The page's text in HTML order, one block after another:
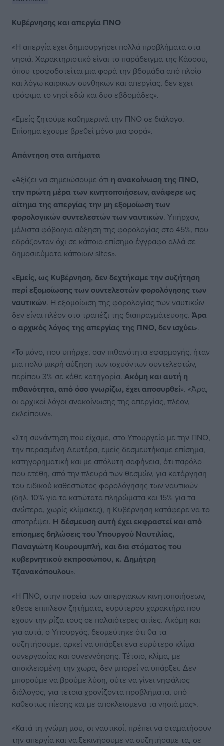
Κυβέρνησης και απεργία ΠΝΟ
«Η απεργία έχει δημιουργήσει πολλά προβλήματα στα
νησιά. Χαρακτηριστικό είναι το παράδειγμα της Κάσσου,
όπου τροφοδοτείται μια φορά την βδομάδα από πλοίο
και λόγω καιρικών συνθηκών και απεργίας, δεν έχει
τρόφιμα το νησί εδώ και δυο εβδομάδες».
«Εμείς ζητούμε καθημερινά την ΠΝΟ σε διάλογο.
Επίσημα έχουμε βρεθεί μόνο μια φορά».
Απάντηση στα αιτήματα
«Αξίζει να σημειώσουμε ότι η ανακοίνωση της ΠΝΟ,
την πρώτη μέρα των κινητοποιήσεων, ανάφερε ως
αίτημα της απεργίας την μη εξομοίωση των
φορολογικών συντελεστών των ναυτικών. Υπήρχαν,
μάλιστα φόβοιγια αύξηση της φορολογίας στο 45%, που
εδράζονταν όχι σε κάποιο επίσημο έγγραφο αλλά σε
δημοσιεύματα κάποιων sites».
«Εμείς, ως Κυβέρνηση, δεν δεχτήκαμε την συζήτηση
περί εξομοίωσης των συντελεστών φορολόγησης των
ναυτικών. Η εξομοίωση της φορολογίας των ναυτικών
δεν είναι πλέον στο τραπέζι της διαπραγμάτευσης. Άρα
ο αρχικός λόγος της απεργίας της ΠΝΟ, δεν ισχύει».
«Το μόνο, που υπήρχε, σαν πιθανότητα εφαρμογής, ήταν
μια πολύ μικρή αύξηση των ισχυόντων συντελεστών,
περίπου 3% σε κάθε κατηγορία. Ακόμη και αυτή η
πιθανότητα, από όσο γνωρίζω, έχει αποσυρθεί». «Άρα,
οι αρχικοί λόγοι ανακοίνωσης της απεργίας, πλέον,
εκλείπουν».
«Στη συνάντηση που είχαμε, στο Υπουργείο με την ΠΝΟ,
την περασμένη Δευτέρα, εμείς δεσμευτήκαμε επίσημα,
κατηγορηματική και με απόλυτη σαφήνεια, ότι παρόλο
που ετέθη, από την πλευρά των θεσμών, για κατάργηση
του ειδικού καθεστώτος φορολόγησης των ναυτικών
(δηλ. 10% για τα κατώτατα πληρώματα και 15% για τα
ανώτερα, χωρίς κλίμακες), η Κυβέρνηση κατάφερε να το
αποτρέψει. Η δέσμευση αυτή έχει εκφραστεί και από
επίσημες δηλώσεις του Υπουργού Ναυτιλίας,
Παναγιώτη Κουρουμπλή, και δια στόματος του
κυβερνητικού εκπροσώπου, κ. Δημήτρη
Τζανακόπουλου».
«Η ΠΝΟ, στην πορεία των απεργιακών κινητοποιήσεων,
έθεσε επιπλέον ζητήματα, ευρύτερου χαρακτήρα που
έχουν την ρίζα τους σε παλαιότερες αιτίες. Ακόμη και
για αυτά, ο Υπουργός, δεσμεύτηκε ότι θα τα
συζητήσουμε, αρκεί να υπάρξει ένα ευρύτερο κλίμα
συνεργασίας και συνεννόησης. Τέτοιο, κλίμα, με
αποκλεισμένη την χώρα, δεν μπορεί να υπάρξει. Δεν
μπορούμε να βρούμε λύση, ούτε να γίνει νηφάλιος
διάλογος, για τέτοια χρονίζοντα προβλήματα, υπό
καθεστώς πίεσης και με αποκλεισμένα τα νησιά μας».
«Κατά τη γνώμη μου, οι ναυτικοί, πρέπει να σταματήσουν
την απεργία και να ξεκινήσουμε να συζητήσαμε τα, σε